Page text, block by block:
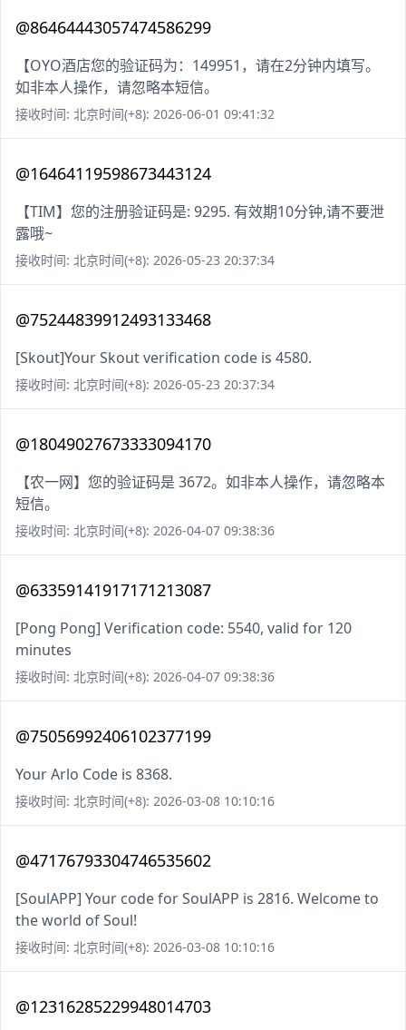
@86464443057474586299
【OYO酒店您的验证码为：149951，请在2分钟内填写。
如非本人操作，请忽略本短信。
接收时间: 北京时间(+8): 2026-06-01 09:41:32
@16464119598673443124
【TIM】您的注册验证码是: 9295. 有效期10分钟,请不要泄
露哦~
接收时间: 北京时间(+8): 2026-05-23 20:37:34
@75244839912493133468
[Skout]Your Skout verification code is 4580.
接收时间: 北京时间(+8): 2026-05-23 20:37:34
@18049027673333094170
【农一网】您的验证码是 3672。如非本人操作，请忽略本
短信。
接收时间: 北京时间(+8): 2026-04-07 09:38:36
@63359141917171213087
[Pong Pong] Verification code: 5540, valid for 120
minutes
接收时间: 北京时间(+8): 2026-04-07 09:38:36
@75056992406102377199
Your Arlo Code is 8368.
接收时间: 北京时间(+8): 2026-03-08 10:10:16
@47176793304746535602
[SoulAPP] Your code for SoulAPP is 2816. Welcome to
the world of Soul!
接收时间: 北京时间(+8): 2026-03-08 10:10:16
@12316285229948014703